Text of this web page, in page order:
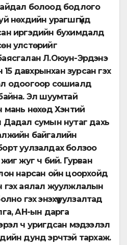
болоод бодлого
нөхдийн урагшгүйд
иргэдийн бухимдалд
улстөрийг
Л.Оюун-Эрдэнэ
15 давхрынхан зурсан гэх
одоогоор сошиалд
Эл шуумтай
мань нөхөд Хэнтий
Дадал сумын нутаг дахь
байгалийн
уулзалдах болзоо
жуг ч бий. Гурван
нарсан ойн цоорхойд
гэх аялал жуулжлалын
гэх энэхүү уулзалтад
АН-ын дарга
ч уригдсан мэдээлэл
дунд эрчтэй тархаж.